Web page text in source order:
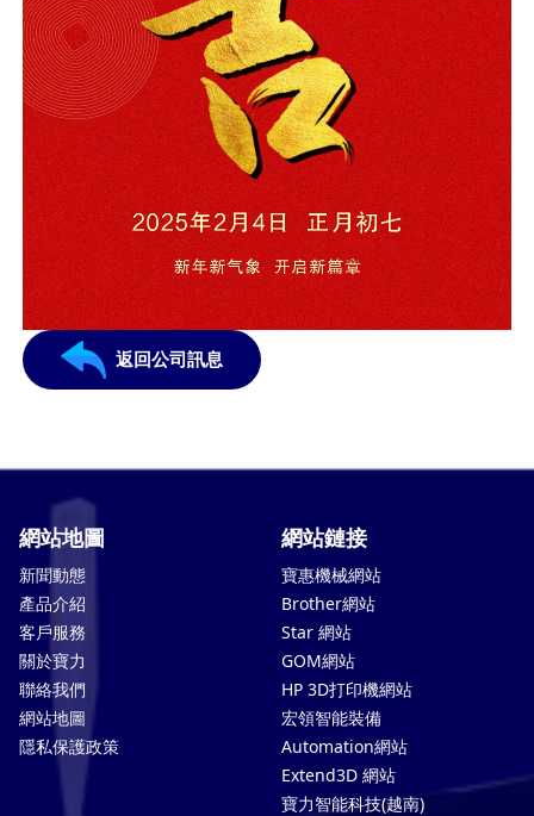
返回公司訊息
網站地圖
新聞動態
產品介紹
客戶服務
關於寶力
聯絡我們
網站地圖
隱私保護政策
網站鏈接
寶惠機械網站
Brother網站
Star 網站
GOM網站
HP 3D打印機網站
宏領智能裝備
Automation網站
Extend3D 網站
寶力智能科技(越南)